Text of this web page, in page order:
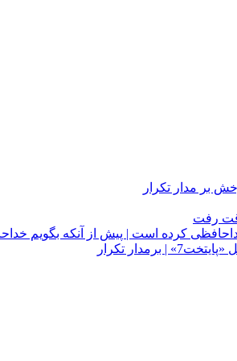
کرده است | پیش از آنکه بگویم
تکرار